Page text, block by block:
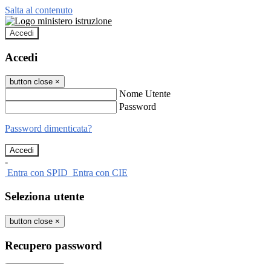
Salta al contenuto
Accedi
Accedi
button close ×
Nome Utente
Password
Password dimenticata?
-
Entra con SPID Entra con CIE
Seleziona utente
button close ×
Recupero password